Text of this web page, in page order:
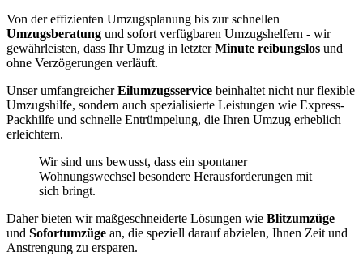
Von der effizienten Umzugsplanung bis zur schnellen
Umzugsberatung und sofort verfügbaren Umzugshelfern - wir
gewährleisten, dass Ihr Umzug in letzterMinute reibungslos und
ohne Verzögerungen verläuft.
Unser umfangreicherEilumzugsservice beinhaltet nicht nur flexible
Umzugshilfe, sondern auch spezialisierte Leistungen wie Express-
Packhilfe und schnelle Entrümpelung, die Ihren Umzug erheblich
erleichtern.
Wir sind uns bewusst, dass ein spontaner
Wohnungswechsel besondere Herausforderungen mit
sich bringt.
Daher bieten wir maßgeschneiderte Lösungen wie Blitzumzüge
und Sofortumzüge an, die speziell darauf abzielen, Ihnen Zeit und
Anstrengung zu ersparen.